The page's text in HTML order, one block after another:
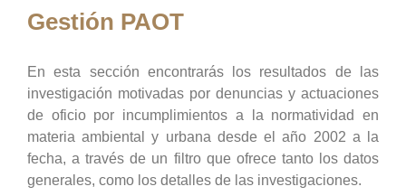
Gestión PAOT
En esta sección encontrarás los resultados de las
investigación motivadas por denuncias y actuaciones
de oficio por incumplimientos a la normatividad en
materia ambiental y urbana desde el año 2002 a la
fecha, a través de un filtro que ofrece tanto los datos
generales, como los detalles de las investigaciones.